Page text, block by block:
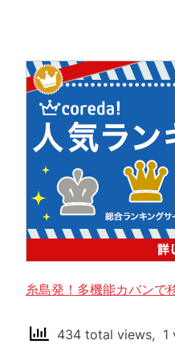
糸島発！多機能カバンで
434 total views, 1